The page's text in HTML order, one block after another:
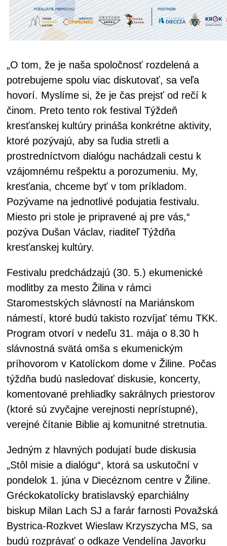
„O tom, že je naša spoločnosť rozdelená a
potrebujeme spolu viac diskutovať, sa veľa
hovorí. Myslíme si, že je čas prejsť od rečí k
činom. Preto tento rok festival Týždeň
kresťanskej kultúry prináša konkrétne aktivity,
ktoré pozývajú, aby sa ľudia stretli a
prostredníctvom dialógu nachádzali cestu k
vzájomnému rešpektu a porozumeniu. My,
kresťania, chceme byť v tom príkladom.
Pozývame na jednotlivé podujatia festivalu.
Miesto pri stole je pripravené aj pre vás,“
pozýva Dušan Václav, riaditeľ Týždňa
kresťanskej kultúry.
Festivalu predchádzajú (30. 5.) ekumenické
modlitby za mesto Žilina v rámci
Staromestských slávností na Mariánskom
námestí, ktoré budú takisto rozvíjať tému TKK.
Program otvorí v nedeľu 31. mája o 8.30 h
slávnostná svätá omša s ekumenickým
príhovorom v Katolíckom dome v Žiline. Počas
týždňa budú nasledovať diskusie, koncerty,
komentované prehliadky sakrálnych priestorov
(ktoré sú zvyčajne verejnosti neprístupné),
verejné čítanie Biblie aj komunitné stretnutia.
Jedným z hlavných podujatí bude diskusia
„Stôl misie a dialógu“, ktorá sa uskutoční v
pondelok 1. júna v Diecéznom centre v Žiline.
Gréckokatolícky bratislavský eparchiálny
biskup Milan Lach SJ a farár farnosti Považská
Bystrica-Rozkvet Wieslaw Krzyszycha MS, sa
budú rozprávať o odkaze Vendelína Javorku